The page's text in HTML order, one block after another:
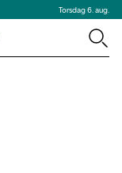
Torsdag 6. aug.